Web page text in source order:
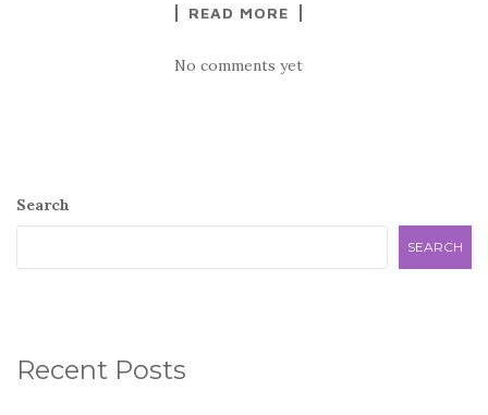
READ MORE
No comments yet
Search
SEARCH
Recent Posts